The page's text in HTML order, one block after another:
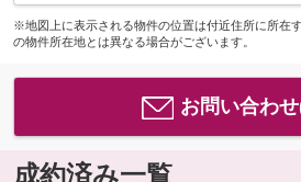
※地図上に表示される物件の位置は付近住所に所在
の物件所在地とは異なる場合がございます。
お問い合わ
成約済み一覧